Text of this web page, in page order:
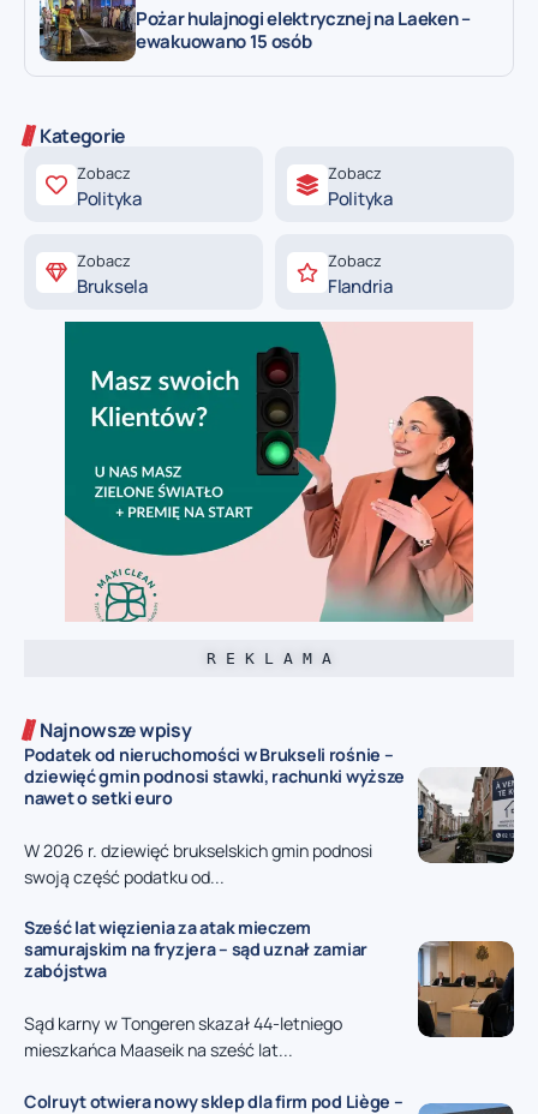
Pożar hulajnogi elektrycznej na Laeken –
ewakuowano 15 osób
Kategorie
Zobacz
Polityka
Zobacz
Polityka
Zobacz
Bruksela
Zobacz
Flandria
R E K L A M A
Najnowsze wpisy
Podatek od nieruchomości w Brukseli rośnie –
dziewięć gmin podnosi stawki, rachunki wyższe
nawet o setki euro
W 2026 r. dziewięć brukselskich gmin podnosi
swoją część podatku od...
Sześć lat więzienia za atak mieczem
samurajskim na fryzjera – sąd uznał zamiar
zabójstwa
Sąd karny w Tongeren skazał 44-letniego
mieszkańca Maaseik na sześć lat...
Colruyt otwiera nowy sklep dla firm pod Liège –